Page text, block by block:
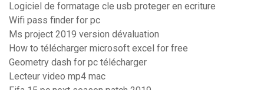
Logiciel de formatage cle usb proteger en ecriture
Wifi pass finder for pc
Ms project 2019 version dévaluation
How to télécharger microsoft excel for free
Geometry dash for pc télécharger
Lecteur video mp4 mac